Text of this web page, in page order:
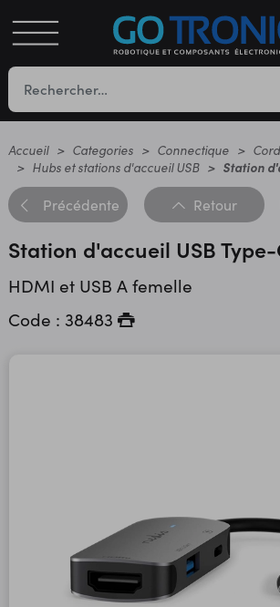
Accueil Categories Connectique
Hubs et stations d'accueil USB
Station
Précédente Retour
Station d'accueil USB
HDMI et USB A femelle
Code : 38483